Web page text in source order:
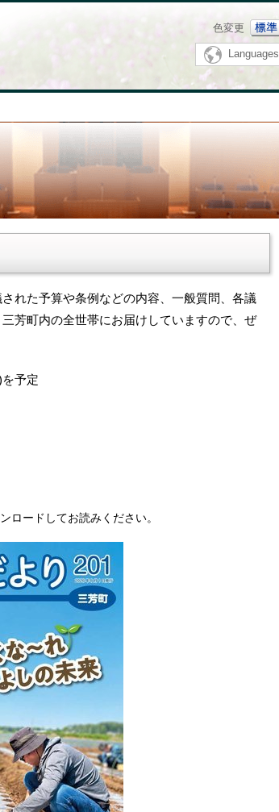
色変更
Languages
れた予算や条例などの内容、一般質問、各議
芳町内の全世帯にお届けしていますので、ぜ
予定
ロードしてお読みください。